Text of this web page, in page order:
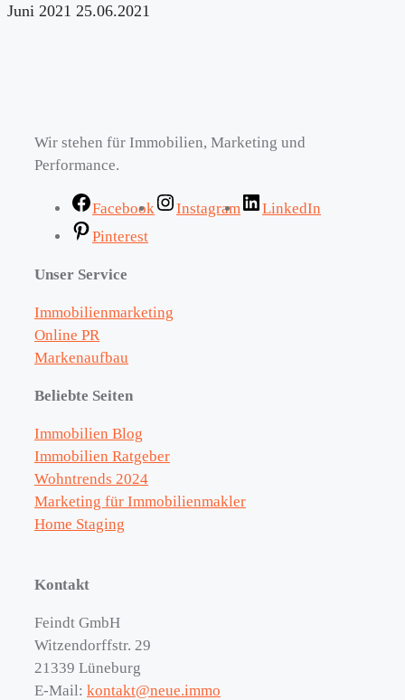
Juni 2021 25.06.2021
Wir stehen für Immobilien, Marketing und
Performance.
Facebook Instagram
LinkedIn
Pinterest
Unser Service
Immobilienmarketing
Online PR
Markenaufbau
Beliebte Seiten
Immobilien Blog
Immobilien Ratgeber
Wohntrends 2024
Marketing für Immobilienmakler
Home Staging
Kontakt
Feindt GmbH
Witzendorffstr. 29
21339 Lüneburg
E-Mail: kontakt@neue.immo